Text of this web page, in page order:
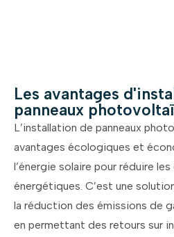
Les avantages
panneaux
L’installation de panneaux
avantages écologiques et
l’énergie solaire pour réduire
énergétiques. C’est une
la réduction des émissions de
en permettant des retours sur